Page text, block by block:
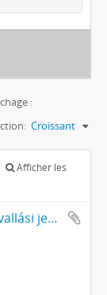
:
Croissant
Afficher les
Püspökvác Mezőváros Felvallási jegyzőkönyvek